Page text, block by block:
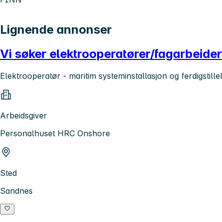
Lignende annonser
Vi søker elektrooperatører/
Elektrooperatør - maritim systeminstallasjon og
Arbeidsgiver
Personalhuset HRC Onshore
Sted
Sandnes